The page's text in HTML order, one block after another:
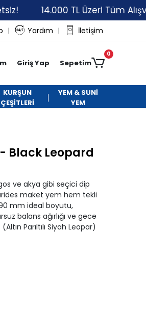
14.000 TL Üzeri Tüm
| Yardım | İletişim
Giriş Yap Sepetim
0
KURŞUN
ÇEŞİTLERİ
YEM & SUNİ
YEM
Black Leopard
ve akya gibi seçici dip
maket yem hem tekli
90 mm ideal boyutu,
balans ağırlığı ve gece
Parıltılı Siyah Leopar)